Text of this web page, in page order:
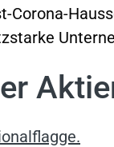
Corona-